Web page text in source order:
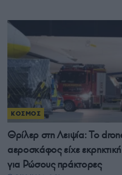
ΚΟΣΜΟΣ
Θρίλερ στη Λειψία: Το
αεροσκάφος είχε
για Ρώσους πράκτορες